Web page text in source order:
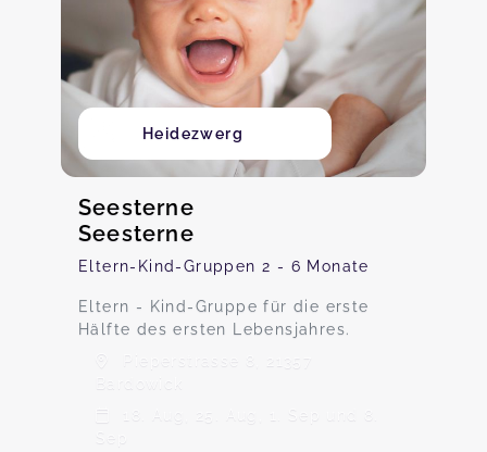
Heidezwerg
Seesterne
Seesterne
Eltern-Kind-Gruppen 2 - 6 Monate
Eltern - Kind-Gruppe für die erste
Hälfte des ersten Lebensjahres.
Pieperstrasse 8, 21357
18. Aug, 25. Aug, 1. Sep und 8.
Sep